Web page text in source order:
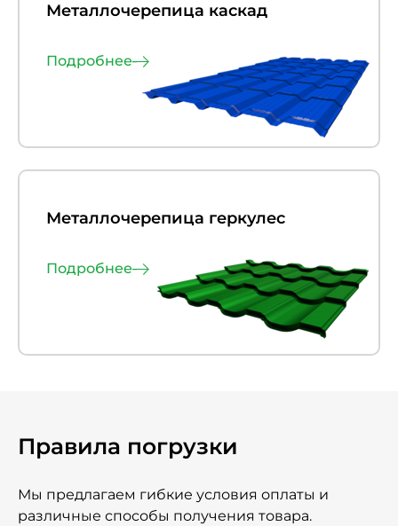
Металлочерепица каскад
Подробнее
Металлочерепица геркулес
Подробнее
Правила погрузки
Мы предлагаем гибкие условия оплаты и
различные способы получения товара.